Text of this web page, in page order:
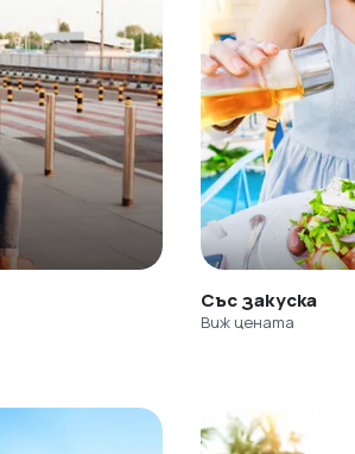
Със закуска
Виж цената